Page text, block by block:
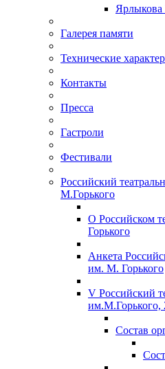
Ярлыкова
Галерея памяти
Технические
Контакты
Пресса
Гастроли
Фестивали
Российский
М.Горького
О Российском
Горького
Анкета
им. М. Горького
V Российский
им.М.Горького,
Состав